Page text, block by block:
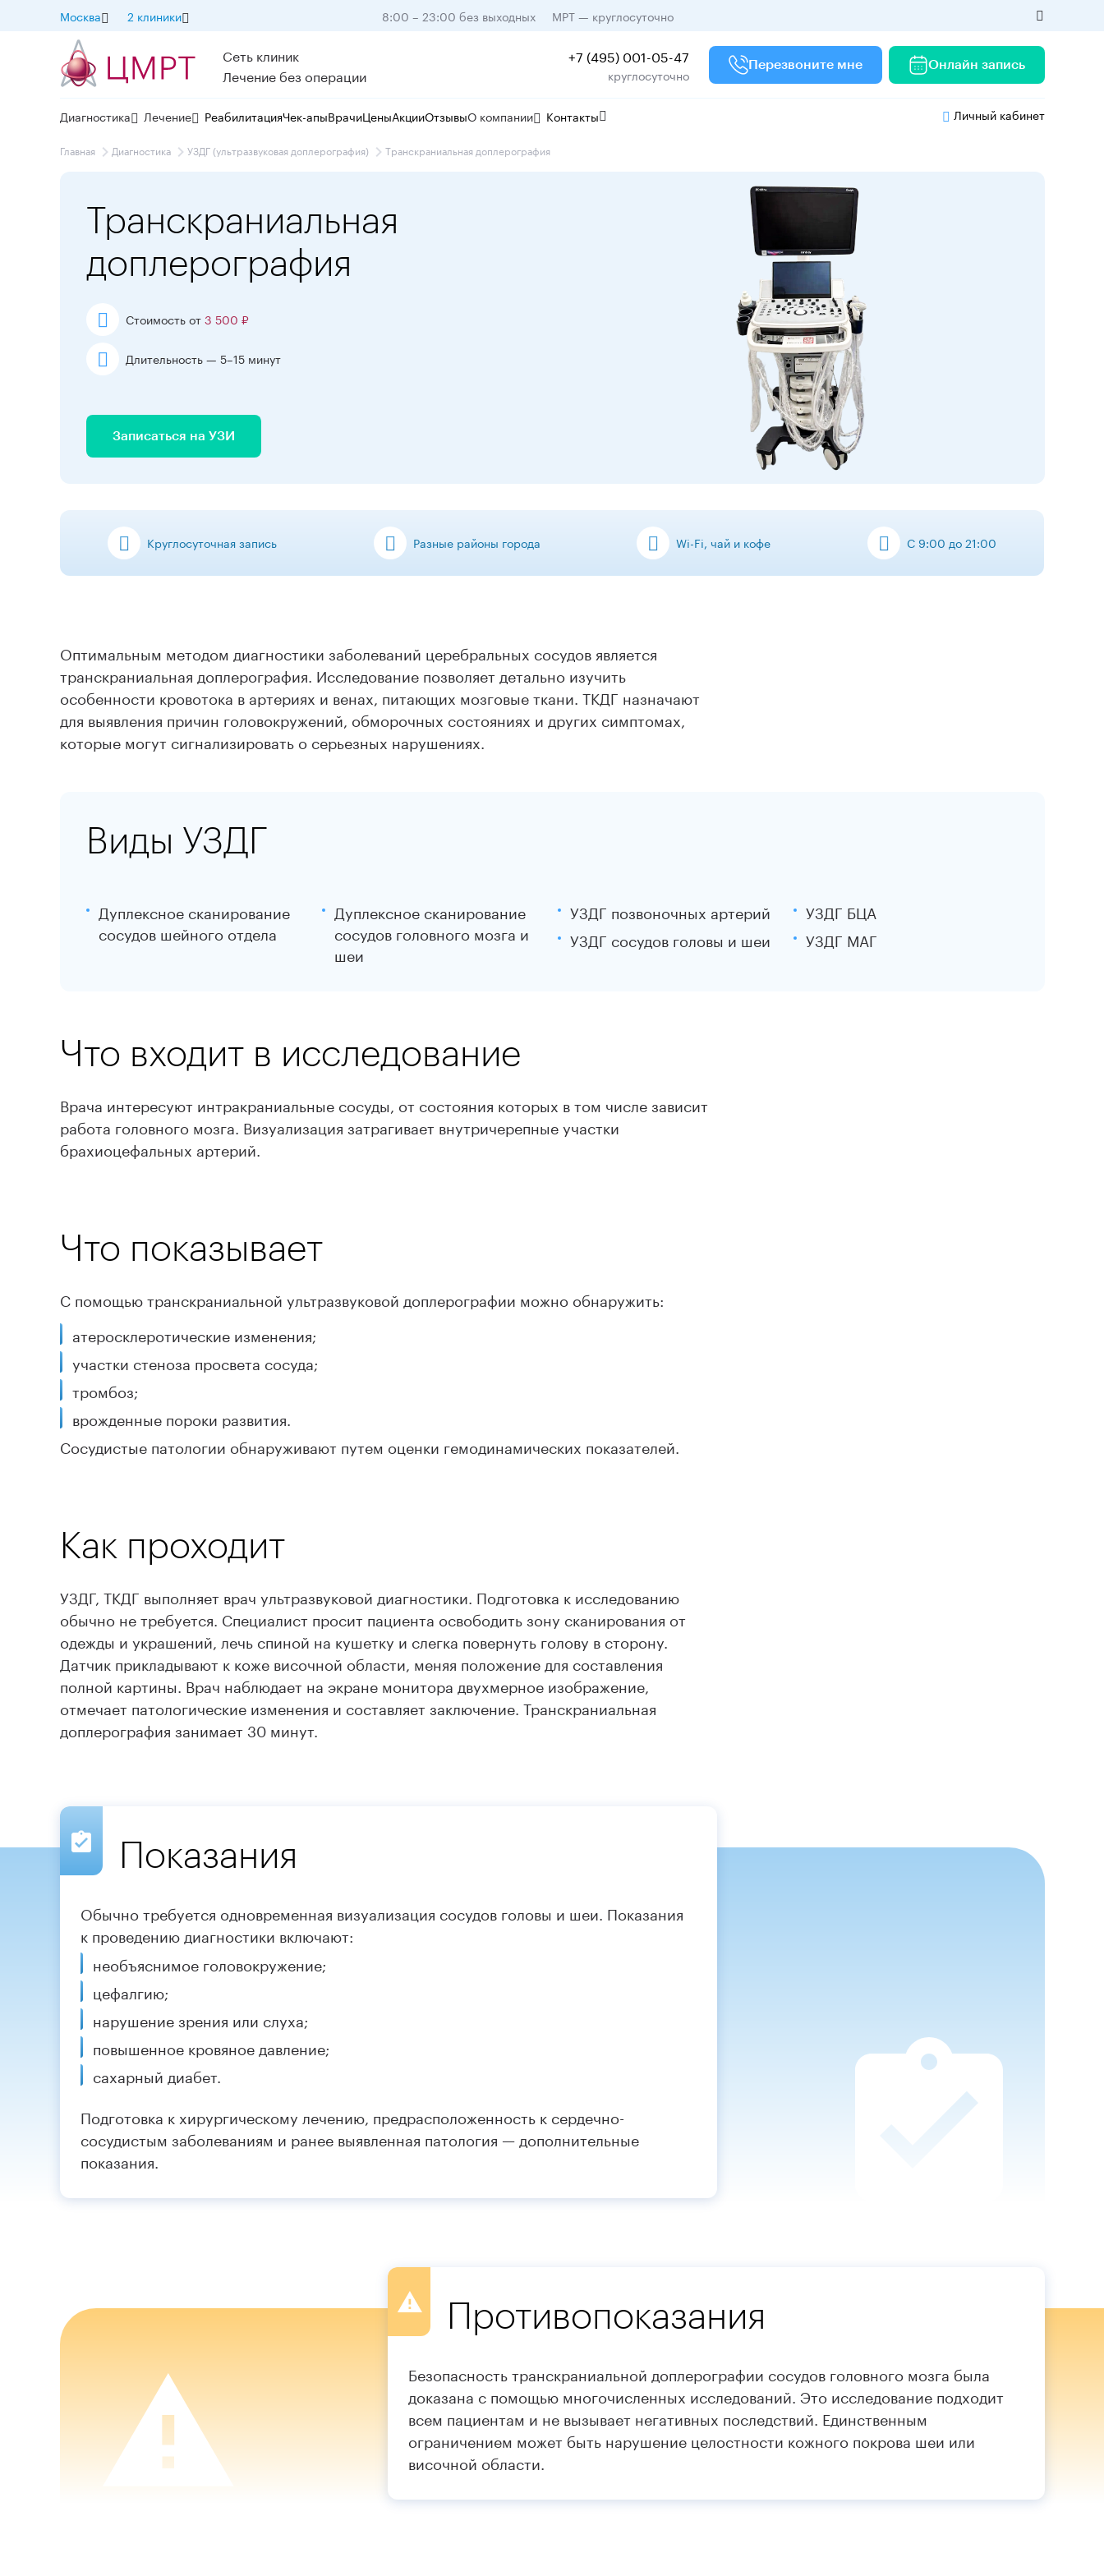
Москва 2 клиники 8:00 – 23:00 без выходных МРТ — круглосуточно
Сеть клиник
Лечение без операции
+7 (495) 001-05-47
круглосуточно
Перезвоните мне Онлайн запись
Диагностика Лечение РеабилитацияЧек-апыВрачиЦеныАкцииОтзывыО компании Контакты Личный кабинет
Главная Диагностика УЗДГ (ультразвуковая доплерография) Транскраниальная доплерография
Транскраниальная
доплерография
Стоимость от3 500 ₽
Длительность — 5–15 минут
Записаться на УЗИ
Круглосуточная запись Разные районы города Wi-Fi, чай и кофе С 9:00 до 21:00
Оптимальным методом диагностики заболеваний церебральных сосудов является
транскраниальная доплерография. Исследование позволяет детально изучить
особенности кровотока в артериях и венах, питающих мозговые ткани. ТКДГ назначают
для выявления причин головокружений, обморочных состояниях и других симптомах,
которые могут сигнализировать о серьезных нарушениях.
Виды УЗДГ
Дуплексное сканирование
сосудов шейного отдела
Дуплексное сканирование
сосудов головного мозга и
шеи
УЗДГ позвоночных артерий
УЗДГ сосудов головы и шеи
УЗДГ БЦА
УЗДГ МАГ
Что входит в исследование
Врача интересуют интракраниальные сосуды, от состояния которых в том числе зависит
работа головного мозга. Визуализация затрагивает внутричерепные участки
брахиоцефальных артерий.
Что показывает
С помощью транскраниальной ультразвуковой доплерографии можно обнаружить:
атеросклеротические изменения;
участки стеноза просвета сосуда;
тромбоз;
врожденные пороки развития.
Сосудистые патологии обнаруживают путем оценки гемодинамических показателей.
Как проходит
УЗДГ, ТКДГ выполняет врач ультразвуковой диагностики. Подготовка к исследованию
обычно не требуется. Специалист просит пациента освободить зону сканирования от
одежды и украшений, лечь спиной на кушетку и слегка повернуть голову в сторону.
Датчик прикладывают к коже височной области, меняя положение для составления
полной картины. Врач наблюдает на экране монитора двухмерное изображение,
отмечает патологические изменения и составляет заключение. Транскраниальная
доплерография занимает 30 минут.
Показания
Обычно требуется одновременная визуализация сосудов головы и шеи. Показания
к проведению диагностики включают:
необъяснимое головокружение;
цефалгию;
нарушение зрения или слуха;
повышенное кровяное давление;
сахарный диабет.
Подготовка к хирургическому лечению, предрасположенность к сердечно-
сосудистым заболеваниям и ранее выявленная патология — дополнительные
показания.
Противопоказания
Безопасность транскраниальной доплерографии сосудов головного мозга была
доказана с помощью многочисленных исследований. Это исследование подходит
всем пациентам и не вызывает негативных последствий. Единственным
ограничением может быть нарушение целостности кожного покрова шеи или
височной области.